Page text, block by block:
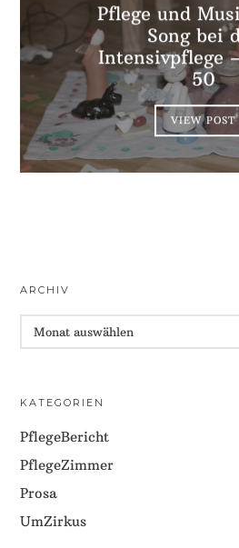
Pflege und
Song bei
Intensivpflege
50
VIEW POST
ARCHIV
KATEGORIEN
PflegeBericht
PflegeZimmer
Prosa
UmZirkus